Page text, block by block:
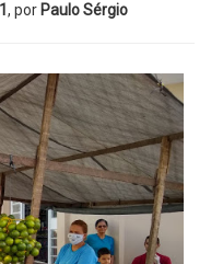
, por Paulo Sérgio